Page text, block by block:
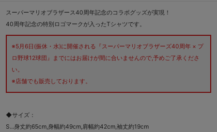
スーパーマリオブラザース40周年記念のコラボグッズが実現！
40周年記念の特別ロゴマークが入ったTシャツです。
※5月6日(振休・水)に開催される『スーパーマリオブラザーズ40周年 × プ
ロ野球12球団』までにはお届けが間に合いませんので,予めご了承くださ
い。
※店舗でも販売しております。
◆サイズ：
S...身丈約65cm,身幅約49cm,肩幅約42cm,袖丈約19cm